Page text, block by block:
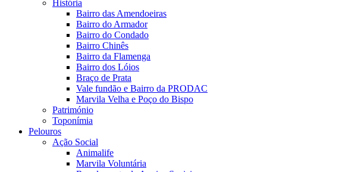
História
Bairro das Amendoeiras
Bairro do Armador
Bairro do Condado
Bairro Chinês
Bairro da Flamenga
Bairro dos Lóios
Braço de Prata
Vale fundão e Bairro da PRODAC
Marvila Velha e Poço do Bispo
Património
Toponímia
Pelouros
Ação Social
Animalife
Marvila Voluntária